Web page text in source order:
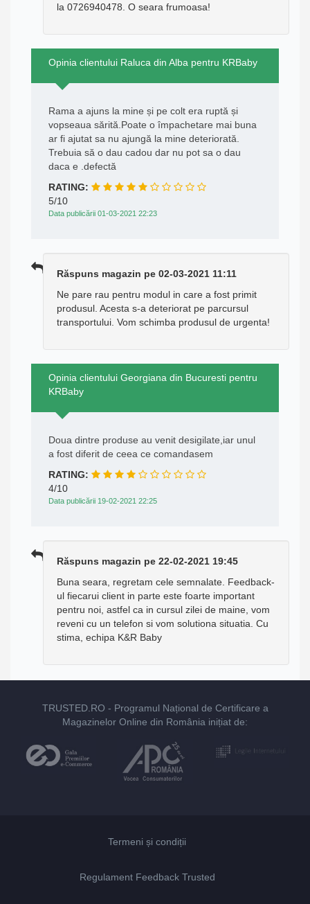
la 0726940478. O seara frumoasa!
Opinia clientului Raluca din Alba pentru KRBaby
Rama a ajuns la mine și pe colt era ruptă și
vopseaua sărită.Poate o împachetare mai buna
ar fi ajutat sa nu ajungă la mine deteriorată.
Trebuia să o dau cadou dar nu pot sa o dau
daca e .defectă
RATING:
5/10
Data publicării 01-03-2021 22:23
Răspuns magazin pe 02-03-2021 11:11
Ne pare rau pentru modul in care a fost primit
produsul. Acesta s-a deteriorat pe parcursul
transportului. Vom schimba produsul de urgenta!
Opinia clientului Georgiana din Bucuresti pentru
KRBaby
Doua dintre produse au venit desigilate,iar unul
a fost diferit de ceea ce comandasem
RATING:
4/10
Data publicării 19-02-2021 22:25
Răspuns magazin pe 22-02-2021 19:45
Buna seara, regretam cele semnalate. Feedback-
ul fiecarui client in parte este foarte important
pentru noi, astfel ca in cursul zilei de maine, vom
reveni cu un telefon si vom solutiona situatia. Cu
stima, echipa K&R Baby
TRUSTED.RO - Programul Național de Certificare a
Magazinelor Online din România inițiat de:
Termeni și condiții
Regulament Feedback Trusted